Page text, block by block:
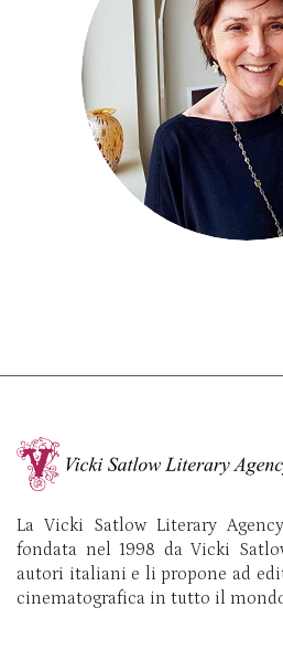
La Vicki Satlow Literary
fondata nel 1998 da Vicki
autori italiani e li propone ad
cinematografica in tutto il